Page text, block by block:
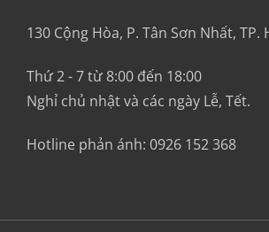
130 Cộng Hòa, P. Tân Sơn Nhất, TP.
Thứ 2 - 7 từ 8:00 đến 18:00
Nghỉ chủ nhật và các ngày Lễ, Tết.
Hotline phản ánh: 0926 152 368